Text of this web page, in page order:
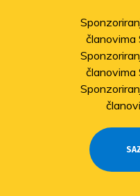
članovima
članovima